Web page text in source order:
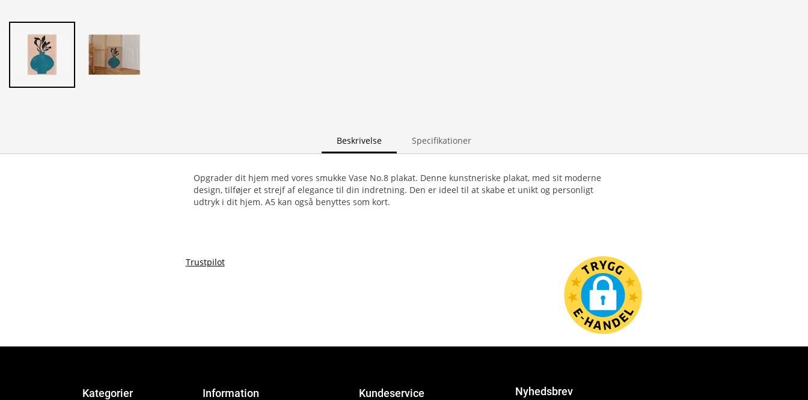
Beskrivelse Specifikationer
Opgrader dit hjem med vores smukke Vase No.8 plakat. Denne kunstneriske plakat, med sit moderne
design, tilføjer et strejf af elegance til din indretning. Den er ideel til at skabe et unikt og personligt
udtryk i dit hjem. A5 kan også benyttes som kort.
Trustpilot
Kategorier Information Kundeservice Nyhedsbrev